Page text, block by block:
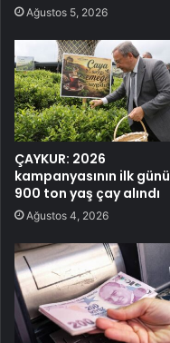
Ağustos 5, 2026
ÇAYKUR: 2026
kampanyasının ilk günü
900 ton yaş çay alındı
Ağustos 4, 2026